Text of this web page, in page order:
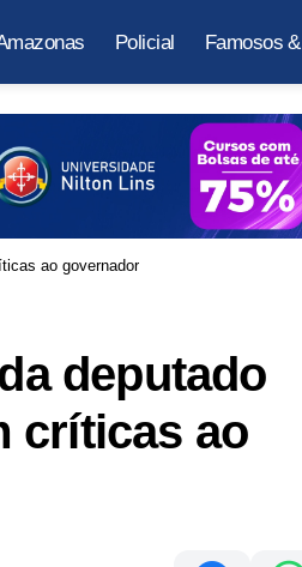
Policial Famosos
ao governador
deputado
críticas ao